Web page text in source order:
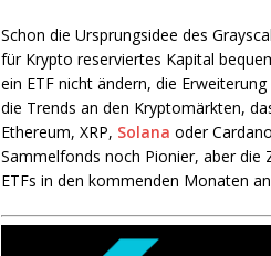
Schon die Ursprungsidee des
für Krypto reserviertes Kapital
ein ETF nicht ändern, die
die Trends an den Kryptomärkten,
Ethereum, XRP, Solana oder
Sammelfonds noch Pionier, aber die
ETFs in den kommenden Monaten